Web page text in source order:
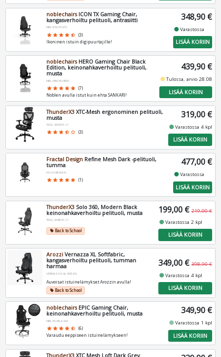
noblechairsICON TX Gaming Chair,
kangasverhoiltu pelituoli, antrasiitti
NBL-ICN-TX-ATC
star star star star star_half (3)
Ikoninen istuin digipuurtajille!
348,90 €
fiber_manual_recordVarastossa
LISÄÄ KORIIN
noblechairsHERO Gaming Chair Black
Edition, keinonahkaverhoiltu pelituoli,
musta
NBL-HRO-PU-BED
star star star star star (7)
Noblen avulla istut kuin ehta SANKARI!
439,90 €
fiber_manual_recordTulossa, arvio 28.08
LISÄÄ KORIIN
ThunderX3 XTC-Mesh ergonominen pelituoli,
musta
TEGC-3054101.11
star star star star_half star_border (3)
319,00 €
fiber_manual_recordVarastossa 4 kpl
LISÄÄ KORIIN
Fractal Design Refine Mesh Dark -pelituoli,
tumma
FD-CH-RE1M-01
star star star star star (1)
477,00 €
fiber_manual_recordVarastossa
LISÄÄ KORIIN
ThunderX3 Solo 360, Modern Black
keinonahkaverhoiltu pelituoli, musta
TEGC-2083101.11
local_offerBack to School
199,00 € 219,00 €
fiber_manual_recordVarastossa 2 kpl
LISÄÄ KORIIN
Arozzi Vernazza XL Softfabric,
kangasverhoiltu pelituoli, tumman
harmaa
VERNAZZA-XL-SFB-DG
Auvoisat istuinelämykset Arozzin avulla!
local_offerBack to School
349,00 € 398,90 €
fiber_manual_recordVarastossa 4 kpl
LISÄÄ KORIIN
noblechairsEPIC Gaming Chair,
keinonahkaverhoiltu pelituoli, musta
NBL-PU-BLA-002
star star star star star_half (6)
Varaudu eeppiseen istuinelämykseen!
349,90 €
fiber_manual_recordVarastossa 1 kpl
LISÄÄ KORIIN
ThunderX3 XTC Mesh Loft Dark Grey